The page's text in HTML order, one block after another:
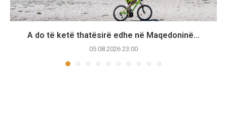
A do të ketë thatësirë edhe në Maqedoninë...
05.08.2026 23:00